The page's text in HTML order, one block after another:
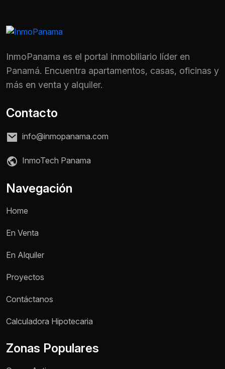
Teléfono / WhatsApp *
InmoPanama es el portal inmobiliario líder en
Panamá. Encuentra apartamentos, casas, oficinas y
más en venta y alquiler.
Contacto
info@inmopanama.com
InmoTech Panama
Navegación
Home
En Venta
En Alquiler
Proyectos
Contáctanos
Calculadora Hipotecaria
Zonas Populares